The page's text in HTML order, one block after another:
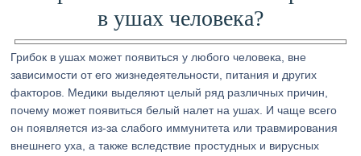
в ушах человека?
Грибок в ушах может появиться у любого человека, вне
зависимости от его жизнедеятельности, питания и других
факторов. Медики выделяют целый ряд различных причин,
почему может появиться белый налет на ушах. И чаще всего
он появляется из-за слабого иммунитета или травмирования
внешнего уха, а также вследствие простудных и вирусных